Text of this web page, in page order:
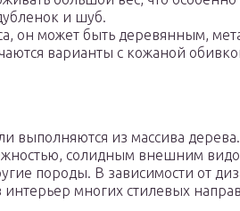
и шуб.
он может быть деревянным,
варианты с кожаной
выполняются из массива
солидным внешним
породы. В зависимости от
интерьер многих стилевых